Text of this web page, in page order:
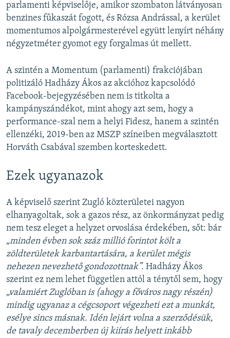
parlamenti képviselője, amikor szombaton látványosan
benzines fűkaszát fogott, és Rózsa Andrással, a kerület
momentumos alpolgármesterével együtt lenyírt néhány
négyzetméter gyomot egy forgalmas út mellett.
A szintén a Momentum (parlamenti) frakciójában
politizáló Hadházy Ákos az akcióhoz kapcsolódó
Facebook-bejegyzésében nem is titkolta a
kampányszándékot, mint ahogy azt sem, hogy a
performance-szal nem a helyi Fidesz, hanem a szintén
ellenzéki, 2019-ben az MSZP színeiben megválasztott
Horváth Csabával szemben korteskedett.
Ezek ugyanazok
A képviselő szerint Zugló közterületei nagyon
elhanyagoltak, sok a gazos rész, az önkormányzat pedig
nem tesz eleget a helyzet orvoslása érdekében, sőt: bár
„minden évben sok száz millió forintot költ a
zöldterületek karbantartására, a kerület mégis
nehezen nevezhető gondozottnak”. Hadházy Ákos
szerint ez nem lehet független attól a ténytől sem, hogy
„valamiért Zuglóban is (ahogy a főváros nagy részén)
mindig ugyanaz a cégcsoport végezheti ezt a munkát,
esélye sincs másnak. Idén lejárt volna a szerződésük,
de tavaly decemberben új kiírás helyett inkább